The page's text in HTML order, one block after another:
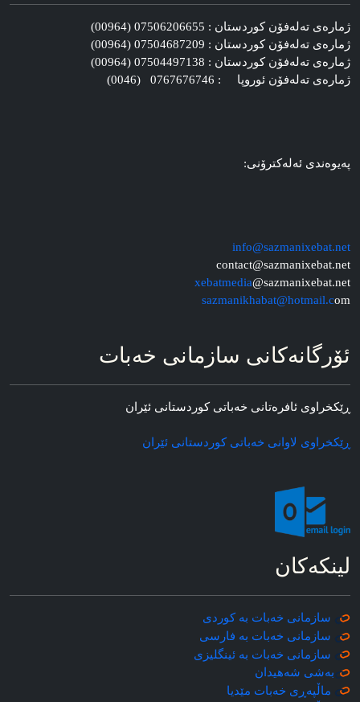
ژماره‌ی ته‌له‌فۆن کوردستان : 07506206655 (00964)
ژماره‌ی ته‌له‌فۆن کوردستان : 07504687209 (00964)
ژماره‌ی ته‌له‌فۆن کوردستان : 07504497138 (00964)
ژماره‌ی ته‌له‌فۆن ئوروپا : 0767676746 (0046)
په‌یوه‌ندی ئه‌له‌کترۆنی:
info@sazmanixebat.net
contact@sazmanixebat.net
xebatmedia@sazmanixebat.net
sazmanikhabat@hotmail.com
ئۆرگانه‌کانی سازمانی خه‌بات
ڕێکخراوی ئافره‌تانی خه‌باتی کوردستانی ئێران
ڕێکخراوی لاوانی خه‌باتی کوردستانی ئێران
لینکه‌کان
سازمانی خه‌بات به کوردی
سازمانی خه‌بات به فارسی
سازمانی خه‌بات به ئینگلیزی
به‌شی شه‌هیدان
ماڵپه‌ڕی خه‌بات مێدیا